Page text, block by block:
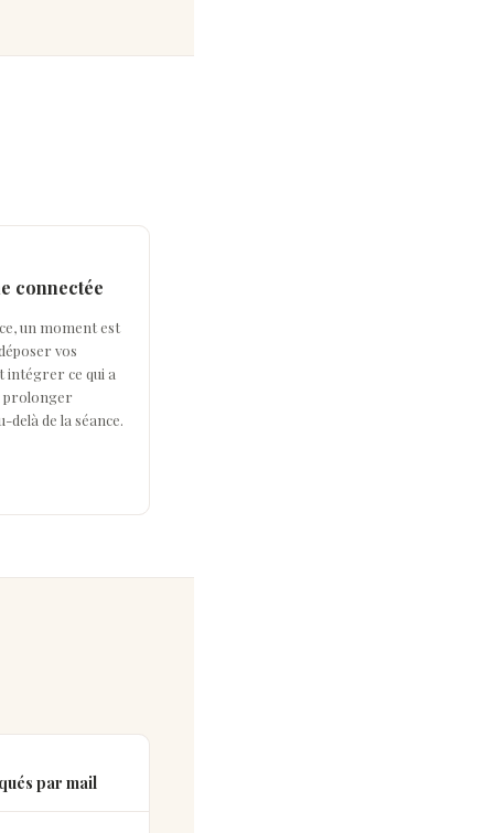
connectée
un moment est
vos
intégrer ce qui a
prolonger
delà de la séance.
par mail